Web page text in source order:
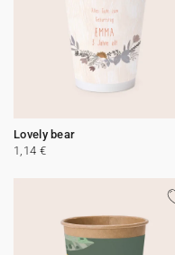
Lovely bear
1,14 €